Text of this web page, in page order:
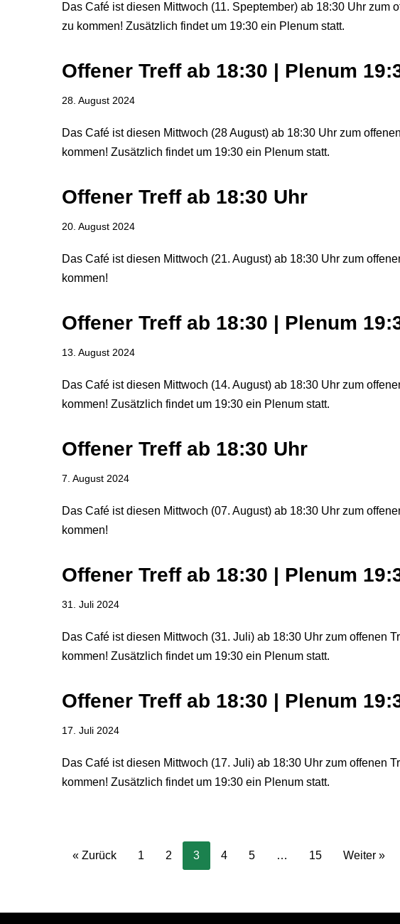
Das Café ist diesen Mittwoch (11. Speptember) ab 18:30 Uhr
zu kommen! Zusätzlich findet um 19:30 ein Plenum statt.
Offener Treff ab 18:30 | Plenum
28. August 2024
Das Café ist diesen Mittwoch (28 August) ab 18:30 Uhr zum
kommen! Zusätzlich findet um 19:30 ein Plenum statt.
Offener Treff ab 18:30 Uhr
20. August 2024
Das Café ist diesen Mittwoch (21. August) ab 18:30 Uhr zum
kommen!
Offener Treff ab 18:30 | Plenum
13. August 2024
Das Café ist diesen Mittwoch (14. August) ab 18:30 Uhr zum
kommen! Zusätzlich findet um 19:30 ein Plenum statt.
Offener Treff ab 18:30 Uhr
7. August 2024
Das Café ist diesen Mittwoch (07. August) ab 18:30 Uhr zum
kommen!
Offener Treff ab 18:30 | Plenum
31. Juli 2024
Das Café ist diesen Mittwoch (31. Juli) ab 18:30 Uhr zum offenen
kommen! Zusätzlich findet um 19:30 ein Plenum statt.
Offener Treff ab 18:30 | Plenum
17. Juli 2024
Das Café ist diesen Mittwoch (17. Juli) ab 18:30 Uhr zum offenen
kommen! Zusätzlich findet um 19:30 ein Plenum statt.
« Zurück 1 2 3 4 5 … 15 Weiter »